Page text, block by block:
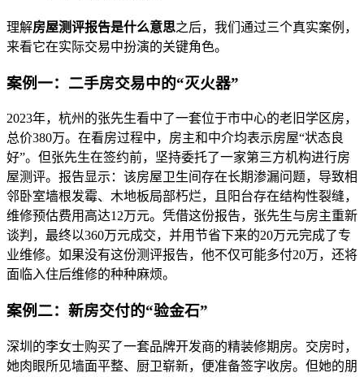
理解房屋测评报告是什么意思之后，我们通过三个真实案例，
来看它在实际交易中扮演的关键角色。
案例一：二手房交易中的“灭火器”
2023年，杭州的张先生看中了一套位于市中心的老旧学区房，
总价380万。在看房过程中，房主和中介均表示房屋“状态良
好”。但张先生在签约前，坚持委托了一家第三方机构进行房
屋测评。报告显示：该房屋卫生间存在长期渗漏问题，导致相
邻卧室墙根发霉、木地板局部朽烂，且阳台存在结构性裂缝，
维修预估费用高达12万元。凭借这份报告，张先生与房主重新
谈判，最终以360万元成交，并用节省下来的20万元完成了专
业维修。如果没有这份测评报告，他不仅可能多付20万，还将
面临入住后维修的种种麻烦。
案例二：新房交付的“验金石”
深圳的李女士购买了一套品牌开发商的精装修期房。交房时，
她肉眼所见墙面平整、厨卫崭新，便准备签字收房。但她的朋